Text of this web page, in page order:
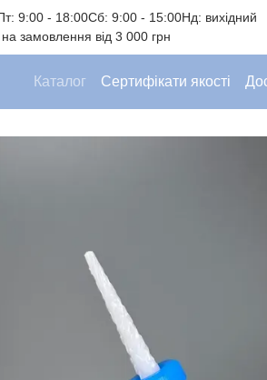
9:00 - 18:00Сб: 9:00 - 15:00Нд: вихідний
замовлення від 3 000 грн
Каталог Сертифікати якості